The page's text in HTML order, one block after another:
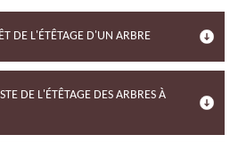
DE L'ÉTÊTAGE D'UN ARBRE
DE L'ÉTÊTAGE DES ARBRES À